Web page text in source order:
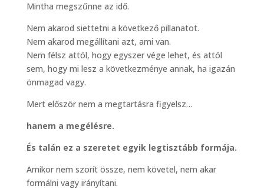
Mintha megszűnne az idő.
Nem akarod siettetni a következő pillanatot.
Nem akarod megállítani azt, ami van.
Nem félsz attól, hogy egyszer vége lehet, és attól
sem, hogy mi lesz a következménye annak, ha igazán
önmagad vagy.
Mert először nem a megtartásra figyelsz…
hanem a megélésre.
És talán ez a szeretet egyik legtisztább formája.
Amikor nem szorít össze, nem követel, nem akar
formálni vagy irányítani.